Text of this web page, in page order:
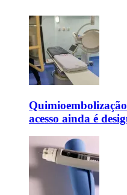
acesso ainda é